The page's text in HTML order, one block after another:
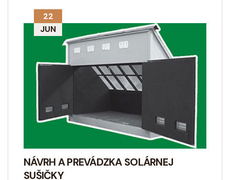
22
JUN
NÁVRH A PREVÁDZKA SOLÁRNEJ
SUŠIČKY